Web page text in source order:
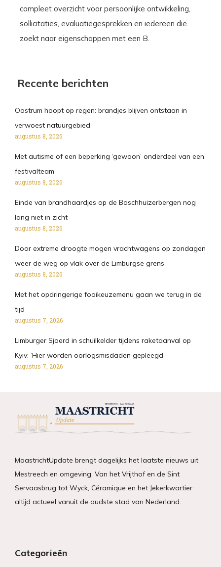
compleet overzicht voor persoonlijke ontwikkeling,
sollicitaties, evaluatiegesprekken en iedereen die
zoekt naar eigenschappen met een B.
Recente berichten
Oostrum hoopt op regen: brandjes blijven ontstaan in
verwoest natuurgebied
augustus 8, 2026
Met autisme of een beperking ‘gewoon’ onderdeel van een
festivalteam
augustus 8, 2026
Einde van brandhaardjes op de Boschhuizerbergen nog
lang niet in zicht
augustus 8, 2026
Door extreme droogte mogen vrachtwagens op zondagen
weer de weg op vlak over de Limburgse grens
augustus 8, 2026
Met het opdringerige fooikeuzemenu gaan we terug in de
tijd
augustus 7, 2026
Limburger Sjoerd in schuilkelder tijdens raketaanval op
Kyiv: ‘Hier worden oorlogsmisdaden gepleegd’
augustus 7, 2026
MaastrichtUpdate brengt dagelijks het laatste nieuws uit
Mestreech en omgeving. Van het Vrijthof en de Sint
Servaasbrug tot Wyck, Céramique en het Jekerkwartier:
altijd actueel vanuit de oudste stad van Nederland.
Categorieën